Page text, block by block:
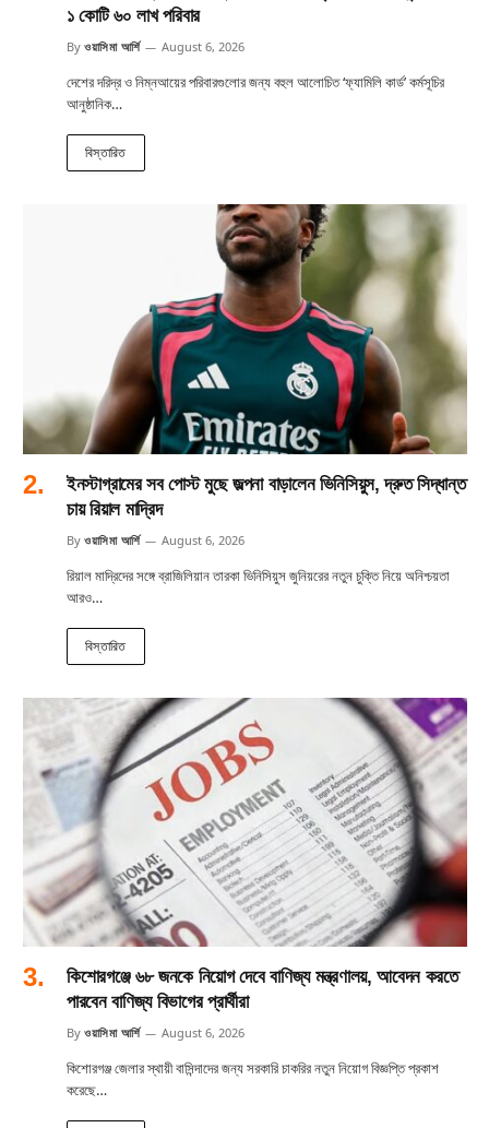
১ কোটি ৬০ লাখ পরিবার
By ওয়াসিমা আর্শি August 6, 2026
দেশের দরিদ্র ও নিম্নআয়ের পরিবারগুলোর জন্য বহুল আলোচিত ‘ফ্যামিলি কার্ড’ কর্মসূচির
আনুষ্ঠানিক…
বিস্তারিত
ইনস্টাগ্রামের সব পোস্ট মুছে জল্পনা বাড়ালেন ভিনিসিয়ুস, দ্রুত সিদ্ধান্ত
চায় রিয়াল মাদ্রিদ
By ওয়াসিমা আর্শি August 6, 2026
রিয়াল মাদ্রিদের সঙ্গে ব্রাজিলিয়ান তারকা ভিনিসিয়ুস জুনিয়রের নতুন চুক্তি নিয়ে অনিশ্চয়তা
আরও…
বিস্তারিত
কিশোরগঞ্জে ৬৮ জনকে নিয়োগ দেবে বাণিজ্য মন্ত্রণালয়, আবেদন করতে
পারবেন বাণিজ্য বিভাগের প্রার্থীরা
By ওয়াসিমা আর্শি August 6, 2026
কিশোরগঞ্জ জেলার স্থায়ী বাসিন্দাদের জন্য সরকারি চাকরির নতুন নিয়োগ বিজ্ঞপ্তি প্রকাশ
করেছে…